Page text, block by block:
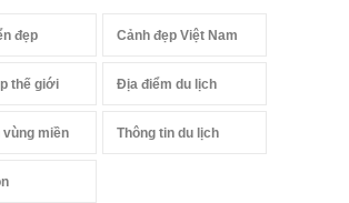
đẹp Cảnh đẹp Việt Nam
thế giới Địa điểm du lịch
miền Thông tin du lịch